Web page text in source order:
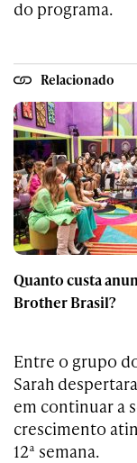
do programa.
Relacionado
Quanto custa
Brother Brasil?
Entre o grupo
Sarah
em continuar a
crescimento
12ª semana.